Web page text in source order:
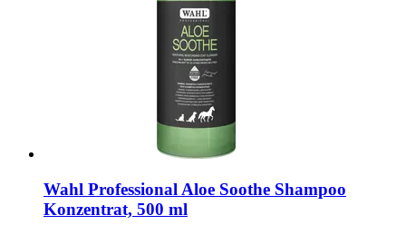
Wahl Professional Aloe Soothe Shampoo
Konzentrat, 500 ml